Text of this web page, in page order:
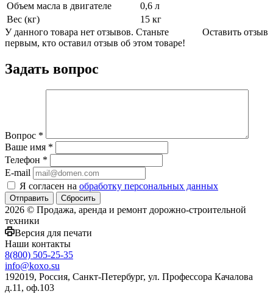
Объем масла в двигателе
0,6 л
Вес (кг)
15 кг
Оставить отзыв
У данного товара нет отзывов. Станьте
первым, кто оставил отзыв об этом товаре!
Задать вопрос
Вопрос *
Ваше имя *
Телефон *
E-mail
Я согласен на обработку персональных данных
Сбросить
2026 © Продажа, аренда и ремонт дорожно-строительной
техники
Версия для печати
Наши контакты
8(800) 505-25-35
info@koxo.su
192019, Россия, Санкт-Петербург, ул. Профессора Качалова
д.11, оф.103